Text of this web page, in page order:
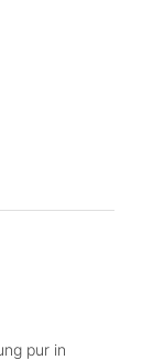
pur in